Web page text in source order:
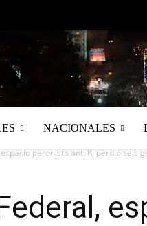
NACIONALES
peronista anti K, perdió seis